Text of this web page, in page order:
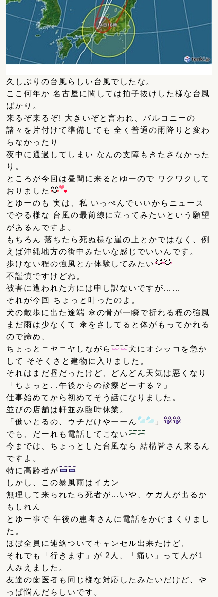
久しぶりの台風らしい台風でしたな。
ここ何年か 名古屋に関しては拍子抜けした様な台風
ばかり。
来るぞ来るぞ! 大きいぞと言われ、バルコニーの
諸々を片付けて準備しても 全く普通の雨降りと変わ
らなかったり
夜中に通過してしまい なんの支障もきたさなかった
り。
ところが今回は昼間に来るとゆーので ワクワクして
おりました
とゆーのも 実は、私 いっぺんでいいからニュース
でやる様な 台風の最前線に立ってみたいという願望
があるんですよ。
もちろん 落ちたら死ぬ様な崖の上とかではなく、例
えば沖縄地方の街中みたいな感じでいいんです。
歩けない程の強風とか体験してみたい
不謹慎ですけどね。
被害に遭われた方には申し訳ないですが……
それが今回 ちょっと叶ったのよ。
犬の散歩に出た途端 傘の骨が一瞬で折れる程の強風
まだ雨は少なくて 傘をさしてると体がもってかれる
ので諦め、
ちょっとニヤニヤしながら
犬にオシッコを急か
して そそくさと建物に入りました。
それはまだ昼だったけど、どんどん天気は悪くなり
「ちょっと…午後からの診療どーする？」
仕事始めてから初めてそう話になりました。
並びの店舗は軒並み臨時休業。
「働いとるの、ウチだけやーーん
」
でも、だーれも電話してこない
今までは、ちょっとした台風なら 結構皆さん来るん
ですよ。
特に高齢者が
しかし、この暴風雨はイカン
無理して来られたら死者が…いや、ケガ人が出るか
もしれん
とゆー事で 午後の患者さんに電話をかけまくりまし
た。
ほぼ全員に連絡ついてキャンセル出来たけど、
それでも「行きます」が 2人、「痛い」って人が1
人みえました。
友達の歯医者も同じ様な対応したみたいだけど、や
っぱ悩んだらしいです。